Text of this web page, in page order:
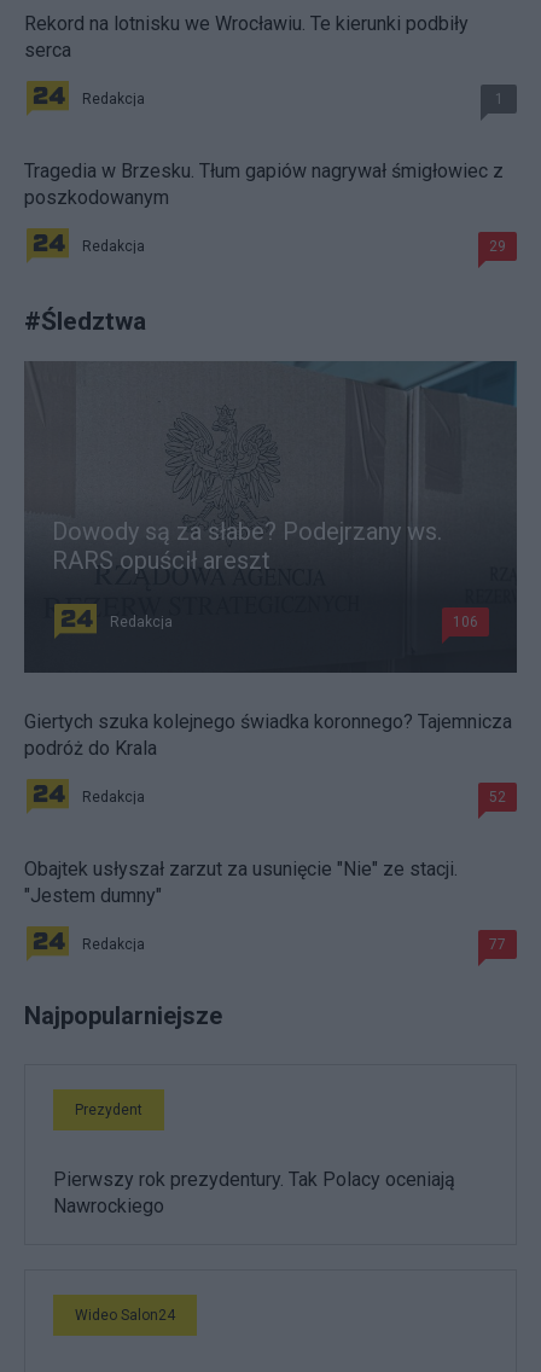
Rekord na lotnisku we Wrocławiu. Te kierunki podbiły
serca
Redakcja 1
Tragedia w Brzesku. Tłum gapiów nagrywał śmigłowiec z
poszkodowanym
Redakcja 29
#Śledztwa
Dowody są za słabe? Podejrzany ws.
RARS opuścił areszt
Redakcja 106
Giertych szuka kolejnego świadka koronnego? Tajemnicza
podróż do Krala
Redakcja 52
Obajtek usłyszał zarzut za usunięcie "Nie" ze stacji.
"Jestem dumny"
Redakcja 77
Najpopularniejsze
Prezydent
Pierwszy rok prezydentury. Tak Polacy oceniają
Nawrockiego
Wideo Salon24